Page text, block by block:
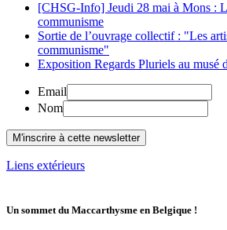
[CHSG-Info] Jeudi 28 mai à Mons :
communisme
Sortie de l’ouvrage collectif : "Les
communisme"
Exposition Regards Pluriels au musé
Email
Nom
Liens extérieurs
Un sommet du Maccarthysme en Belgique !